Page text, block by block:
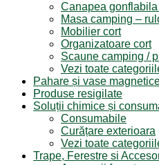
Canapea
Masa camping –
Mobilier cort
Organizatoare cort
Scaune camping /
Vezi toate
Pahare și vase
Produse resigilate
Soluții chimice și
Consumabile
Curățare exterioara
Vezi toate
Trape, Ferestre si